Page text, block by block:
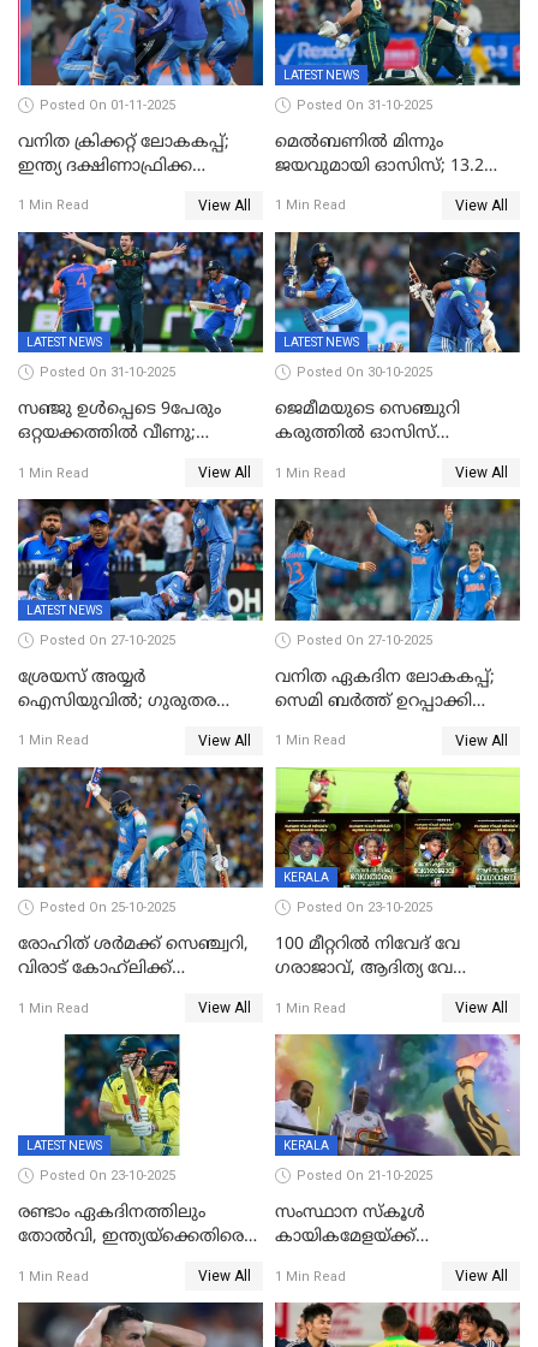
Posted On 01-11-2025
വനിത ക്രിക്കറ്റ് ലോകകപ്പ്;
ഇന്ത്യ ദക്ഷിണാഫ്രിക്ക
1 Min Read View All
LATEST NEWS
Posted On 31-10-2025
മെൽബണിൽ മിന്നും
ജയവുമായി ഓസിസ്; 13.2
പരമ്പരയിൽ ലീഡ്
1 Min Read View All
LATEST NEWS
Posted On 31-10-2025
സഞ്ജു ഉൾപ്പെടെ 9പേരും
ഒറ്റയക്കത്തിൽ വീണു;
ഹര്‍ഷിതും മാത്രം;
മെല്‍ബണില്‍
ഇന്ത്യയ്‌ക്കെതിരെ ഓസീസ്
ലക്ഷ്യം 126 റണ്‍സ്
1 Min Read View All
LATEST NEWS
Posted On 30-10-2025
ജെമീമയുടെ സെഞ്ചുറി
കരുത്തിൽ ഓസിസ്
തകർന്നു; അഞ്ച് വിക്കറ്റ്
ജയവുമായി ഇന്ത്യൻ
വനിതകൾ ലോകകപ്പ്
കലാശപ്പോരിന്
1 Min Read View All
LATEST NEWS
Posted On 27-10-2025
ശ്രേയസ് അയ്യര്‍
ഐസിയുവില്‍; ഗുരുതര
1 Min Read View All
Posted On 27-10-2025
വനിത ഏകദിന ലോകകപ്പ്;
സെമി ബര്‍ത്ത് ഉറപ്പാക്കി
1 Min Read View All
Posted On 25-10-2025
രോഹിത് ശർമക്ക് സെഞ്ച്വറി,
വിരാട് കോഹ്‍ലിക്ക്
മുൻനായകരുടെ മികവിൽ
ഓസീസിനെതിരെ ഉജ്ജ്വല
1 Min Read View All
KERALA
Posted On 23-10-2025
100 മീറ്ററിൽ നിവേദ് വേ​
ഗരാജാവ്, ആദിത്യ വേ​
ബോയ്സിലും സബ്‌ജൂനിയർ
ഗേൾസിലും റെക്കോർഡോടെ
സ്വർണം, ദേവപ്രിയ 87ലെ
റെക്കോർഡ് തിരുത്തി
1 Min Read View All
LATEST NEWS
Posted On 23-10-2025
രണ്ടാം ഏകദിനത്തിലും
തോൽവി, ഇന്ത്യയ്‌ക്കെതിരെ
1 Min Read View All
KERALA
Posted On 21-10-2025
സംസ്ഥാന സ്കൂൾ
കായികമേളയ്ക്ക്
ഒളിംപിക്‌സിന്റെ ഉദ്‌ഘാടനം
നിർവഹിച്ച് ധനമന്ത്രി K N
ബാലഗോപാൽ;ദീപശിഖ
1 Min Read View All